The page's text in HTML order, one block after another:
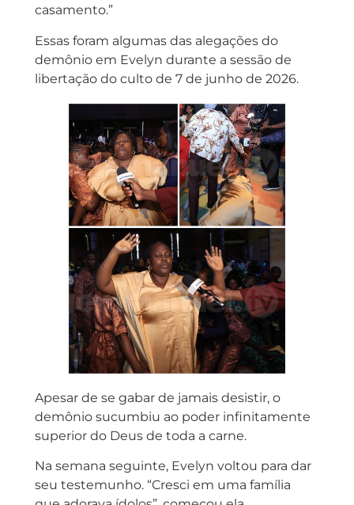
casamento.”
Essas foram algumas das alegações do
demônio em Evelyn durante a sessão de
libertação do culto de 7 de junho de 2026.
Apesar de se gabar de jamais desistir, o
demônio sucumbiu ao poder infinitamente
superior do Deus de toda a carne.
Na semana seguinte, Evelyn voltou para dar
seu testemunho. “Cresci em uma família